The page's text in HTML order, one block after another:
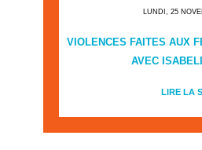
LUNDI, 25
VIOLENCES FAITES AUX
AVEC
LIRE LA